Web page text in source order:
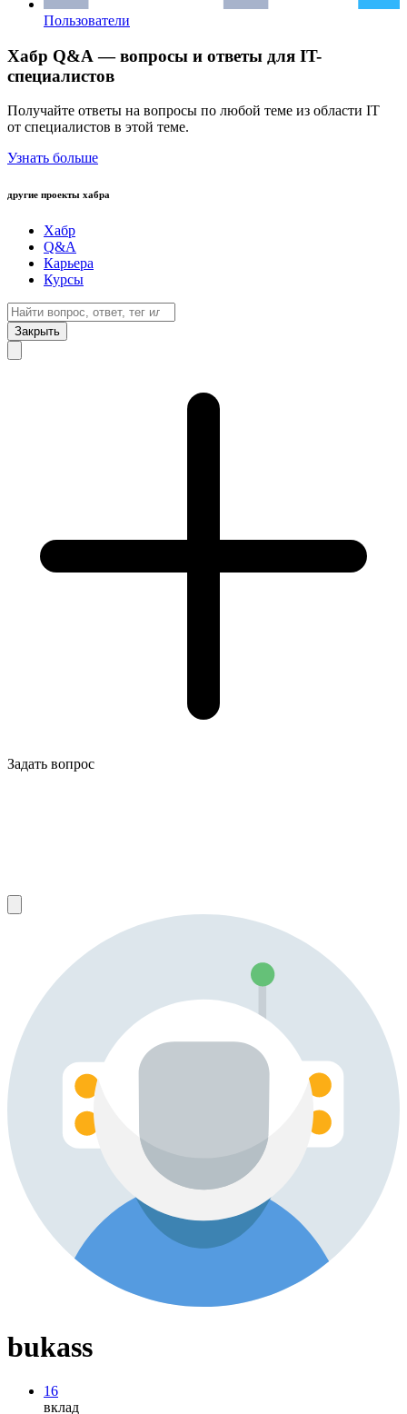
Пользователи
Хабр Q&A — вопросы и ответы для IT-
специалистов
Получайте ответы на вопросы по любой теме из области IT
от специалистов в этой теме.
Узнать больше
другие проекты хабра
Хабр
Q&A
Карьера
Курсы
Закрыть
Задать вопрос
bukass
16
вклад